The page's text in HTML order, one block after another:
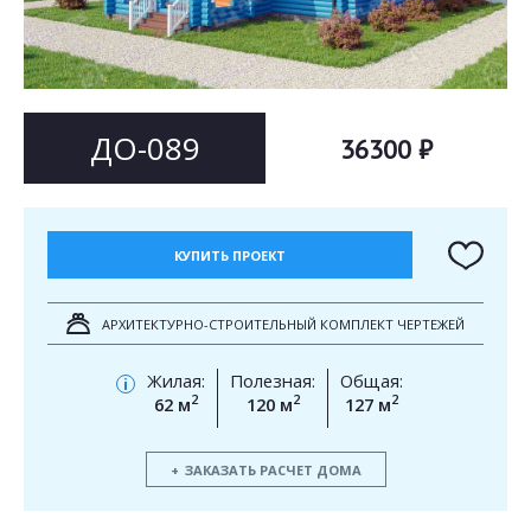
ДО-089 36300 ₽
КУПИТЬ ПРОЕКТ
АРХИТЕКТУРНО-СТРОИТЕЛЬНЫЙ КОМПЛЕКТ ЧЕРТЕЖЕЙ
i
Жилая:
62 м2
Полезная:
120 м2
Общая:
127 м2
ЗАКАЗАТЬ РАСЧЕТ ДОМА
Согласен на обработку персональных данных
Согласен на обработку персональных данных
This site is protected by reCAPTCHA and the GooglePrivacy PolicyandTerms of Service
apply.